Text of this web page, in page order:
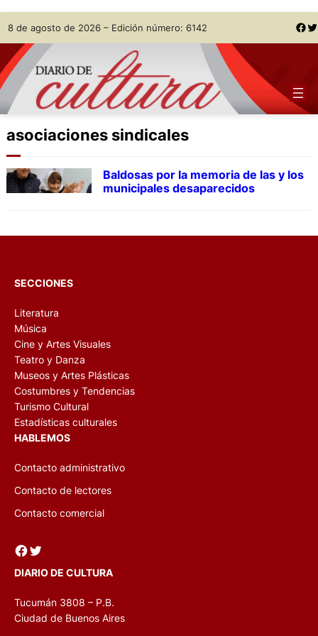
Skip
to
content
8 de agosto de 2026 – Edición número: 6142 Facebook Twitter
asociaciones sindicales
Baldosas por la memoria de las y los
municipales desaparecidos
SECCIONES
Literatura
Música
Cine y Artes Visuales
Teatro y Danza
Museos y Artes Plásticas
Costumbres y Tendencias
Turismo Cultural
Estadísticas culturales
HABLEMOS
Contacto administrativo
Contacto de lectores
Contacto comercial
Facebook Twitter
DIARIO DE CULTURA
Tucumán 3808 – P.B.
Ciudad de Buenos Aires